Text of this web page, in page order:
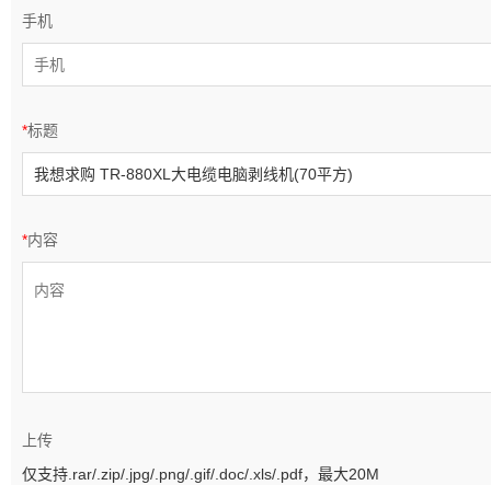
手机
*标题
*内容
上传
仅支持.rar/.zip/.jpg/.png/.gif/.doc/.xls/.pdf，最大20M